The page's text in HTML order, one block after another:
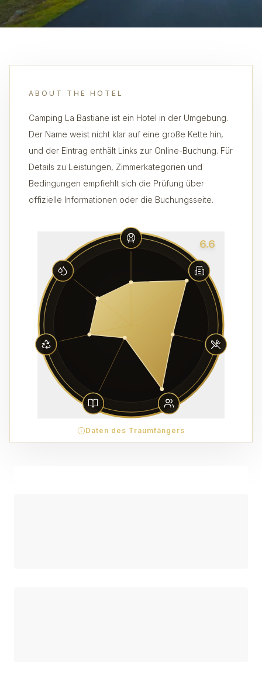
ABOUT THE HOTEL
Camping La Bastiane ist ein Hotel in der Umgebung.
Der Name weist nicht klar auf eine große Kette hin,
und der Eintrag enthält Links zur Online-Buchung. Für
Details zu Leistungen, Zimmerkategorien und
Bedingungen empfiehlt sich die Prüfung über
offizielle Informationen oder die Buchungsseite.
6.6
Daten des Traumfängers